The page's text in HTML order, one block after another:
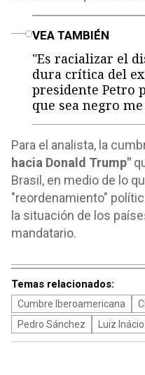
VEA TAMBIÉN
"Es racializar el
dura crítica del
presidente Petro
que sea negro
Para el analista, la
hacia Donald Trump"
Brasil, en medio de lo
"reordenamiento"
la situación de los
mandatario.
Temas relacionados:
Cumbre Iberoamericana
Pedro Sánchez
Luiz